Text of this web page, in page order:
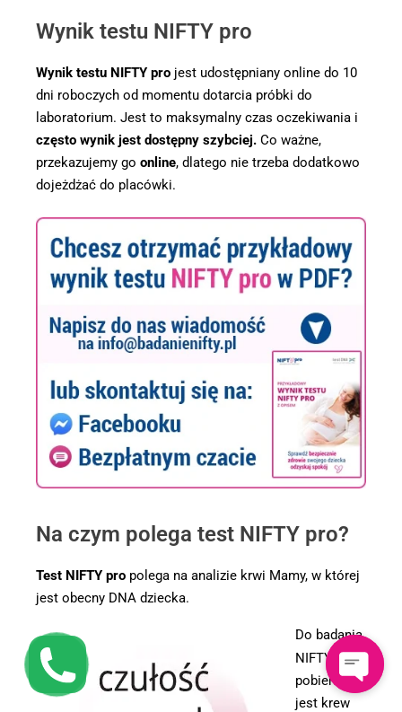
Wynik testu NIFTY pro
Wynik testu NIFTY pro jest udostępniany online do 10
dni roboczych od momentu dotarcia próbki do
laboratorium. Jest to maksymalny czas oczekiwania i
często wynik jest dostępny szybciej. Co ważne,
przekazujemy go online, dlatego nie trzeba dodatkowo
dojeżdżać do placówki.
Na czym polega test NIFTY pro?
Test NIFTY pro polega na analizie krwi Mamy, w której
jest obecny DNA dziecka.
Do badania
NIFTY pro
pobierana
jest krew